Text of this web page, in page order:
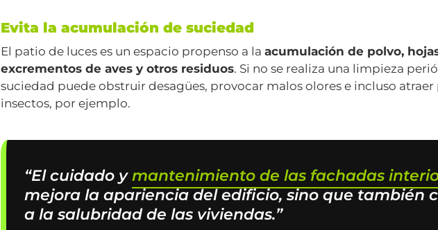
Evita la acumulación de suciedad
El patio de luces es un espacio propenso a la acumulación de polvo,
excrementos de aves y otros residuos. Si no se realiza una limpieza
suciedad puede obstruir desagües, provocar malos olores e incluso atraer
insectos, por ejemplo.
“El cuidado ymantenimiento de las fachadas
mejora la apariencia del edificio, sino que también
a la salubridad de las viviendas.”